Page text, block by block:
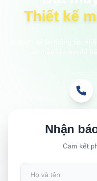
Thiết kế
Nhận
Cam kết